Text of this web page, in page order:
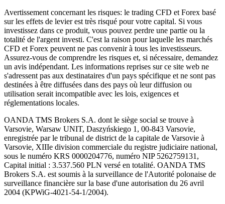
Avertissement concernant les risques: le trading CFD et Forex basé
sur les effets de levier est très risqué pour votre capital. Si vous
investissez dans ce produit, vous pouvez perdre une partie ou la
totalité de l'argent investi. C'est la raison pour laquelle les marchés
CFD et Forex peuvent ne pas convenir à tous les investisseurs.
Assurez-vous de comprendre les risques et, si nécessaire, demandez
un avis indépendant. Les informations reprises sur ce site web ne
s'adressent pas aux destinataires d'un pays spécifique et ne sont pas
destinées à être diffusées dans des pays où leur diffusion ou
utilisation serait incompatible avec les lois, exigences et
réglementations locales.
OANDA TMS Brokers S.A. dont le siège social se trouve à
Varsovie, Warsaw UNIT, Daszyńskiego 1, 00-843 Varsovie,
enregistrée par le tribunal de district de la capitale de Varsovie à
Varsovie, XIIIe division commerciale du registre judiciaire national,
sous le numéro KRS 0000204776, numéro NIP 5262759131,
Capital initial : 3.537.560 PLN versé en totalité. OANDA TMS
Brokers S.A. est soumis à la surveillance de l'Autorité polonaise de
surveillance financière sur la base d'une autorisation du 26 avril
2004 (KPWiG-4021-54-1/2004).